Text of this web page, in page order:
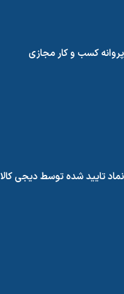
پروانه کسب و کار مجازی
نماد تایید شده توسط دیجی کالا